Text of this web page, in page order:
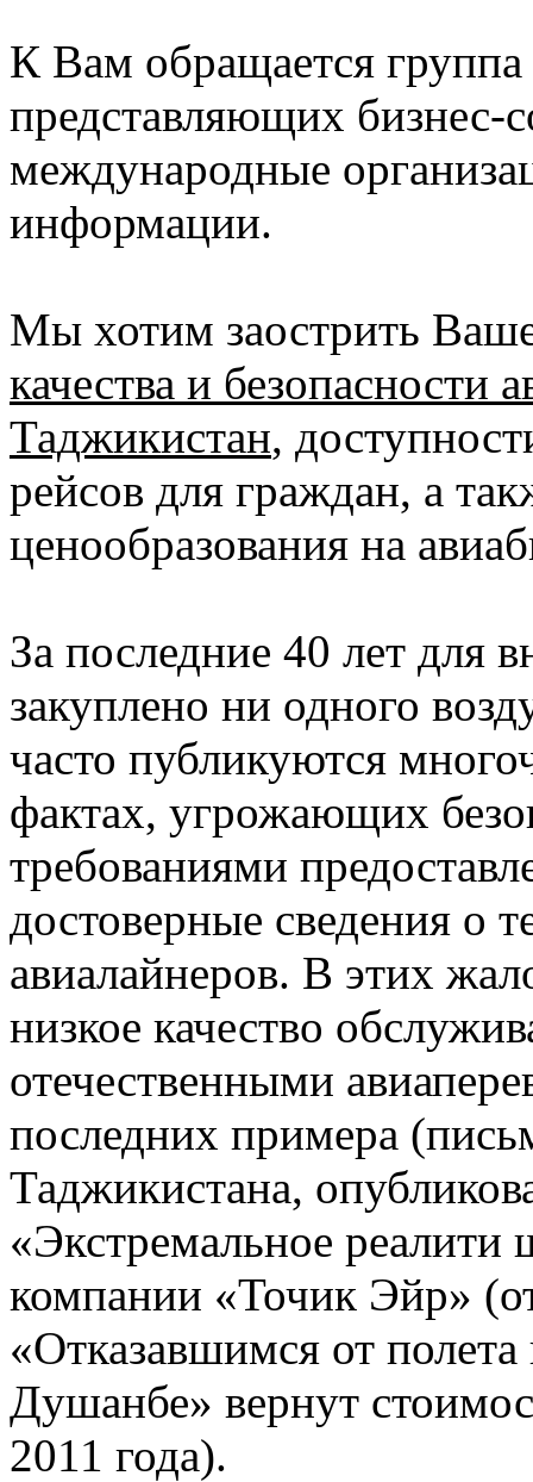
К Вам обращается
представляющих бизнес-
международные
информации.
Мы хотим заострить
качества и безопасности
Таджикистан,
рейсов для граждан, а
ценообразования на
За последние 40 лет для
закуплено ни одного
часто публикуются
фактах, угрожающих
требованиями
достоверные сведения о
авиалайнеров. В этих
низкое качество
отечественными
последних примера
Таджикистана,
«Экстремальное
компании «Точик Эйр»
«Отказавшимся от
Душанбе» вернут
2011 года).